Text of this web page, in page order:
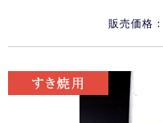
販売価格：